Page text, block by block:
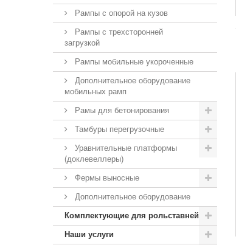
Рампы с опорой на кузов
Рампы с трехсторонней
загрузкой
Рампы мобильные укороченные
Дополнительное оборудование
мобильных рамп
Рамы для бетонирования
Тамбуры перегрузочные
Уравнительные платформы
(доклевеллеры)
Фермы выносные
Дополнительное оборудование
Комплектующие для рольставней
Наши услуги